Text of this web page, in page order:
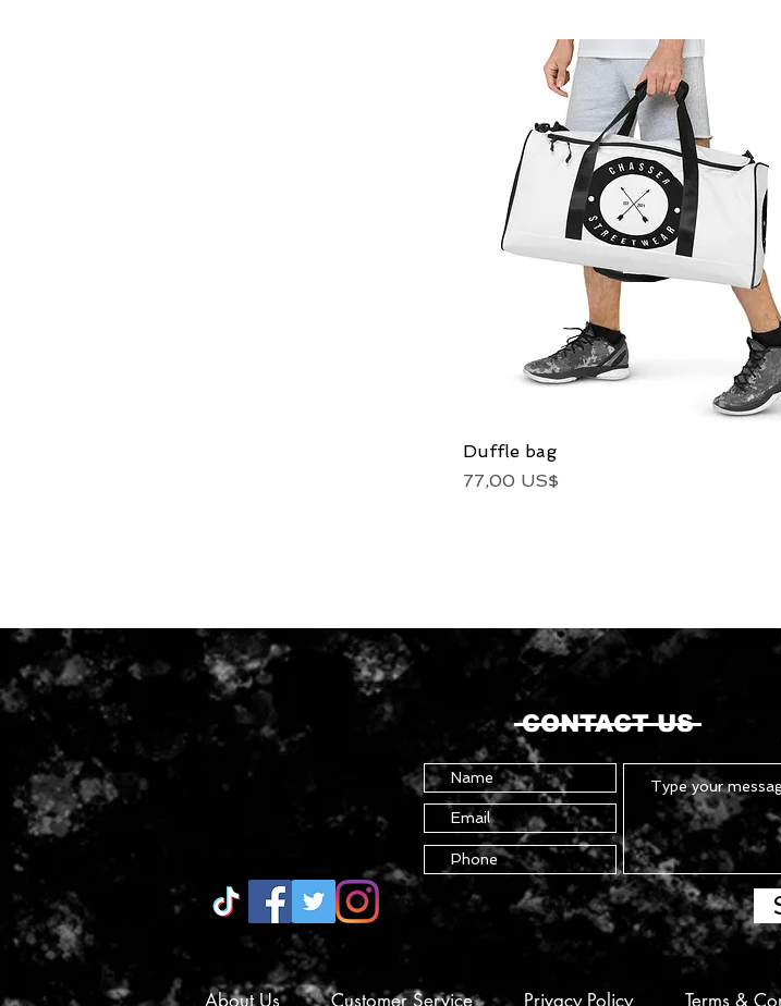
Duffle bag
Precio
77,00 US$
CONTACT US
About Us Customer Service Privacy Policy Terms &